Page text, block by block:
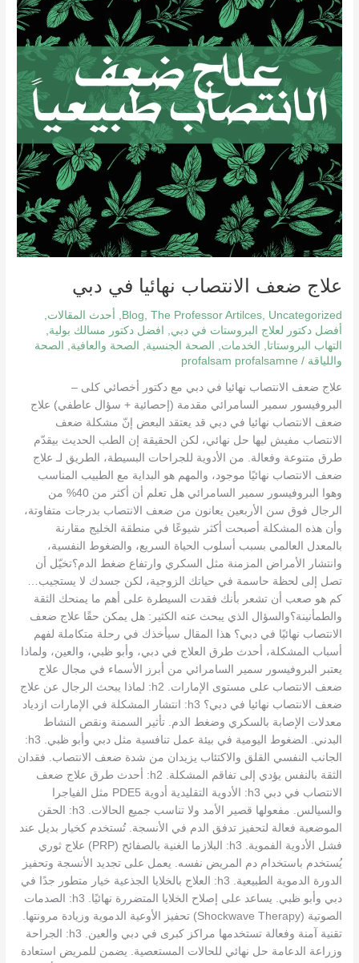
علاج ضعف الانتصاب نهائيا في دبي
Blog The Professor Artilces, Uncategorized أحدث المقالات
أفضل دكتور لعلاج البروستات في دبي
افضل دكتور مسالك بولية
التهاب البروستاتا
الخدمات الصحة الجنسية الصحة والعافية
الصحة
واللياقة /
profalsam profalsamne
علاج ضعف الانتصاب نهائيا في دبي مع دكتور أخصائي كلى –
البروفيسور سمير السامرائي مقدمة (إحصائية + سؤال عاطفي) علاج
ضعف الانتصاب نهائيا في دبي قد يعتقد البعض إنّ مشكلة ضعف
الانتصاب مفيش ليها حل نهائي، لكن الحقيقة إن الطب الحديث بيقدّم
طرق متنوعة وفعالة. من الأدوية للجراحات البسيطة، الطريق لـ علاج
ضعف الانتصاب نهائيًا موجود، والمهم هو البداية مع الطبيب المناسب
وهوا البروفيسور سمير السامرائي هل تعلم أن أكثر من 40% من
الرجال فوق سن الأربعين يعانون من ضعف الانتصاب بدرجات متفاوتة،
وأن هذه المشكلة أصبحت أكثر شيوعًا في منطقة الخليج مقارنة
بالمعدل العالمي بسبب أسلوب الحياة السريع، والضغوط النفسية،
وانتشار الأمراض المزمنة مثل السكري وارتفاع ضغط الدم؟تخيّل أن
تصل إلى لحظة حاسمة في حياتك الزوجية، لكن جسدك لا يستجيب…
كم هو صعب أن تشعر بأنك فقدت السيطرة على أهم ما يمنحك الثقة
والطمأنينة؟والسؤال الذي يبحث عنه الكثير: هل يمكن حقًا علاج ضعف
الانتصاب نهائيًا في دبي؟ هذا المقال سيأخذك في رحلة متكاملة لفهم
أسباب المشكلة، أحدث طرق العلاج في دبي، وأبو ظبي، والعين، ولماذا
يعتبر البروفيسور سمير السامرائي من أبرز الأسماء في مجال علاج
ضعف الانتصاب على مستوى الإمارات. h2: لماذا يبحث الرجال عن علاج
ضعف الانتصاب نهائيا في دبي؟ h3: انتشار المشكلة في الإمارات ازدياد
معدلات الإصابة بالسكري وضغط الدم. تأثير السمنة ونقص النشاط
البدني. الضغوط اليومية في بيئة عمل تنافسية مثل دبي وأبو ظبي. h3:
الجانب النفسي القلق والاكتئاب يزيدان من شدة ضعف الانتصاب. فقدان
الثقة بالنفس يؤدي إلى تفاقم المشكلة. h2: أحدث طرق علاج ضعف
الانتصاب في دبي h3: الأدوية التقليدية أدوية PDE5 مثل الفياجرا
والسيالس. مفعولها قصير الأمد ولا تناسب جميع الحالات. h3: الحقن
الموضعية فعالة لتحفيز تدفق الدم في الأنسجة. تُستخدم كخيار بديل عند
فشل الأدوية الفموية. h3: البلازما الغنية بالصفائح (PRP) علاج ثوري
يُستخدم باستخدام دم المريض نفسه. يعمل على تجديد الأنسجة وتحفيز
الدورة الدموية الطبيعية. h3: العلاج بالخلايا الجذعية خيار متطور جدًا في
دبي وأبو ظبي. يساعد على إصلاح الخلايا المتضررة نهائيًا. h3: الصدمات
الصوتية (Shockwave Therapy) تحفيز الأوعية الدموية وزيادة مرونتها.
تقنية آمنة وفعالة تستخدمها مراكز كبرى في دبي والعين. h3: الجراحة
وزراعة الدعامة حل نهائي للحالات المستعصية. يضمن للمريض استعادة
في
دبي